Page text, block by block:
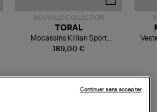
NOUVELLE COLLECTION
189,00 €
TORAL
Mocassins Killian Sport
Mousse
Continuer sans accepter